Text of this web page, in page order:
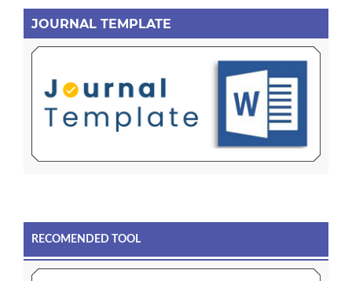
JOURNAL TEMPLATE
RECOMENDED TOOL